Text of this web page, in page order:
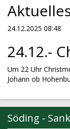
24.12.2025 08:48
24.12.-
Um 22 Uhr
Johann ob
Söding -